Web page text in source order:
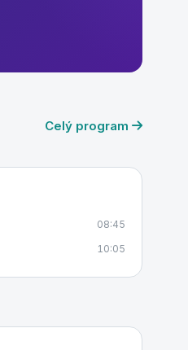
Celý program
08:45
10:05